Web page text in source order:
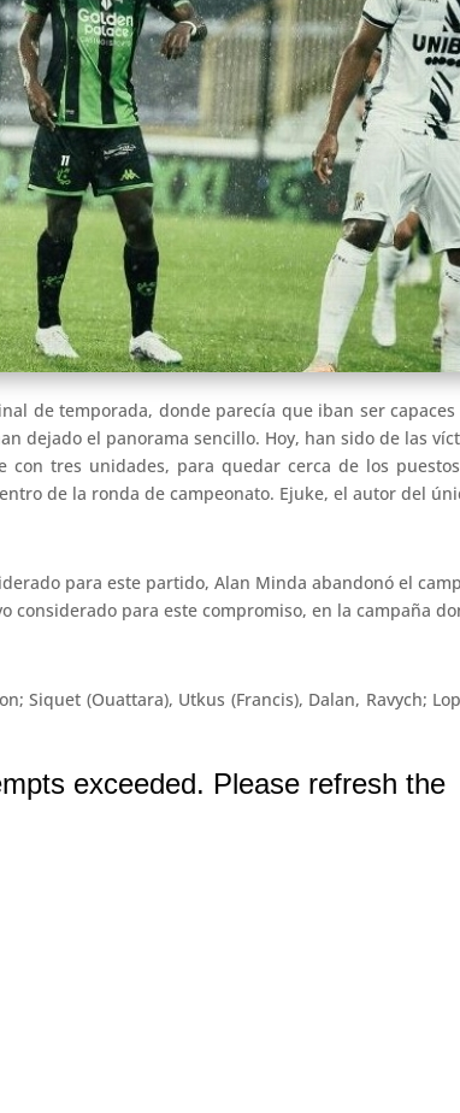
de temporada, donde parecía que iban ser
dejado el panorama sencillo. Hoy, han sido de las
con tres unidades, para quedar cerca de los
de la ronda de campeonato. Ejuke, el autor del
para este partido, Alan Minda abandonó el
considerado para este compromiso, en la campaña
Siquet (Ouattara), Utkus (Francis), Dalan, Ravych;